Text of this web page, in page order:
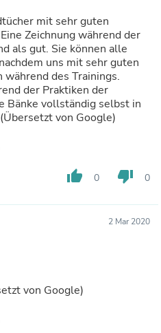
mit sehr guten
Zeichnung während der
als gut. Sie können alle
uns mit sehr guten
während des Trainings.
der Praktiken der
Bänke vollständig selbst in
von Google)
thumb_up 0 thumb_down 0
2 Mar 2020
von Google)